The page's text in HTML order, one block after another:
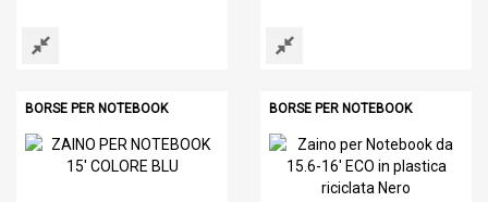
BORSE PER NOTEBOOK BORSE PER NOTEBOOK